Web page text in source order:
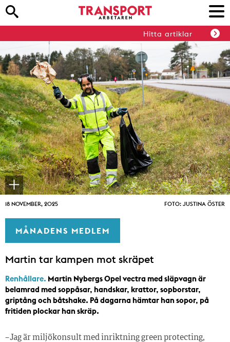
Hitta artiklar
18 NOVEMBER, 2025 FOTO: JUSTINA ÖSTER
MÅNADENS MEDLEM
Martin tar kampen mot skräpet
Renhållare. Martin Nybergs Opel vectra med släpvagn är
belamrad med soppåsar, handskar, krattor, sopborstar,
griptång och båtshake. På dagarna hämtar han sopor, på
fritiden plockar han skräp.
– Jag är miljökonsult med inriktning green protecting,